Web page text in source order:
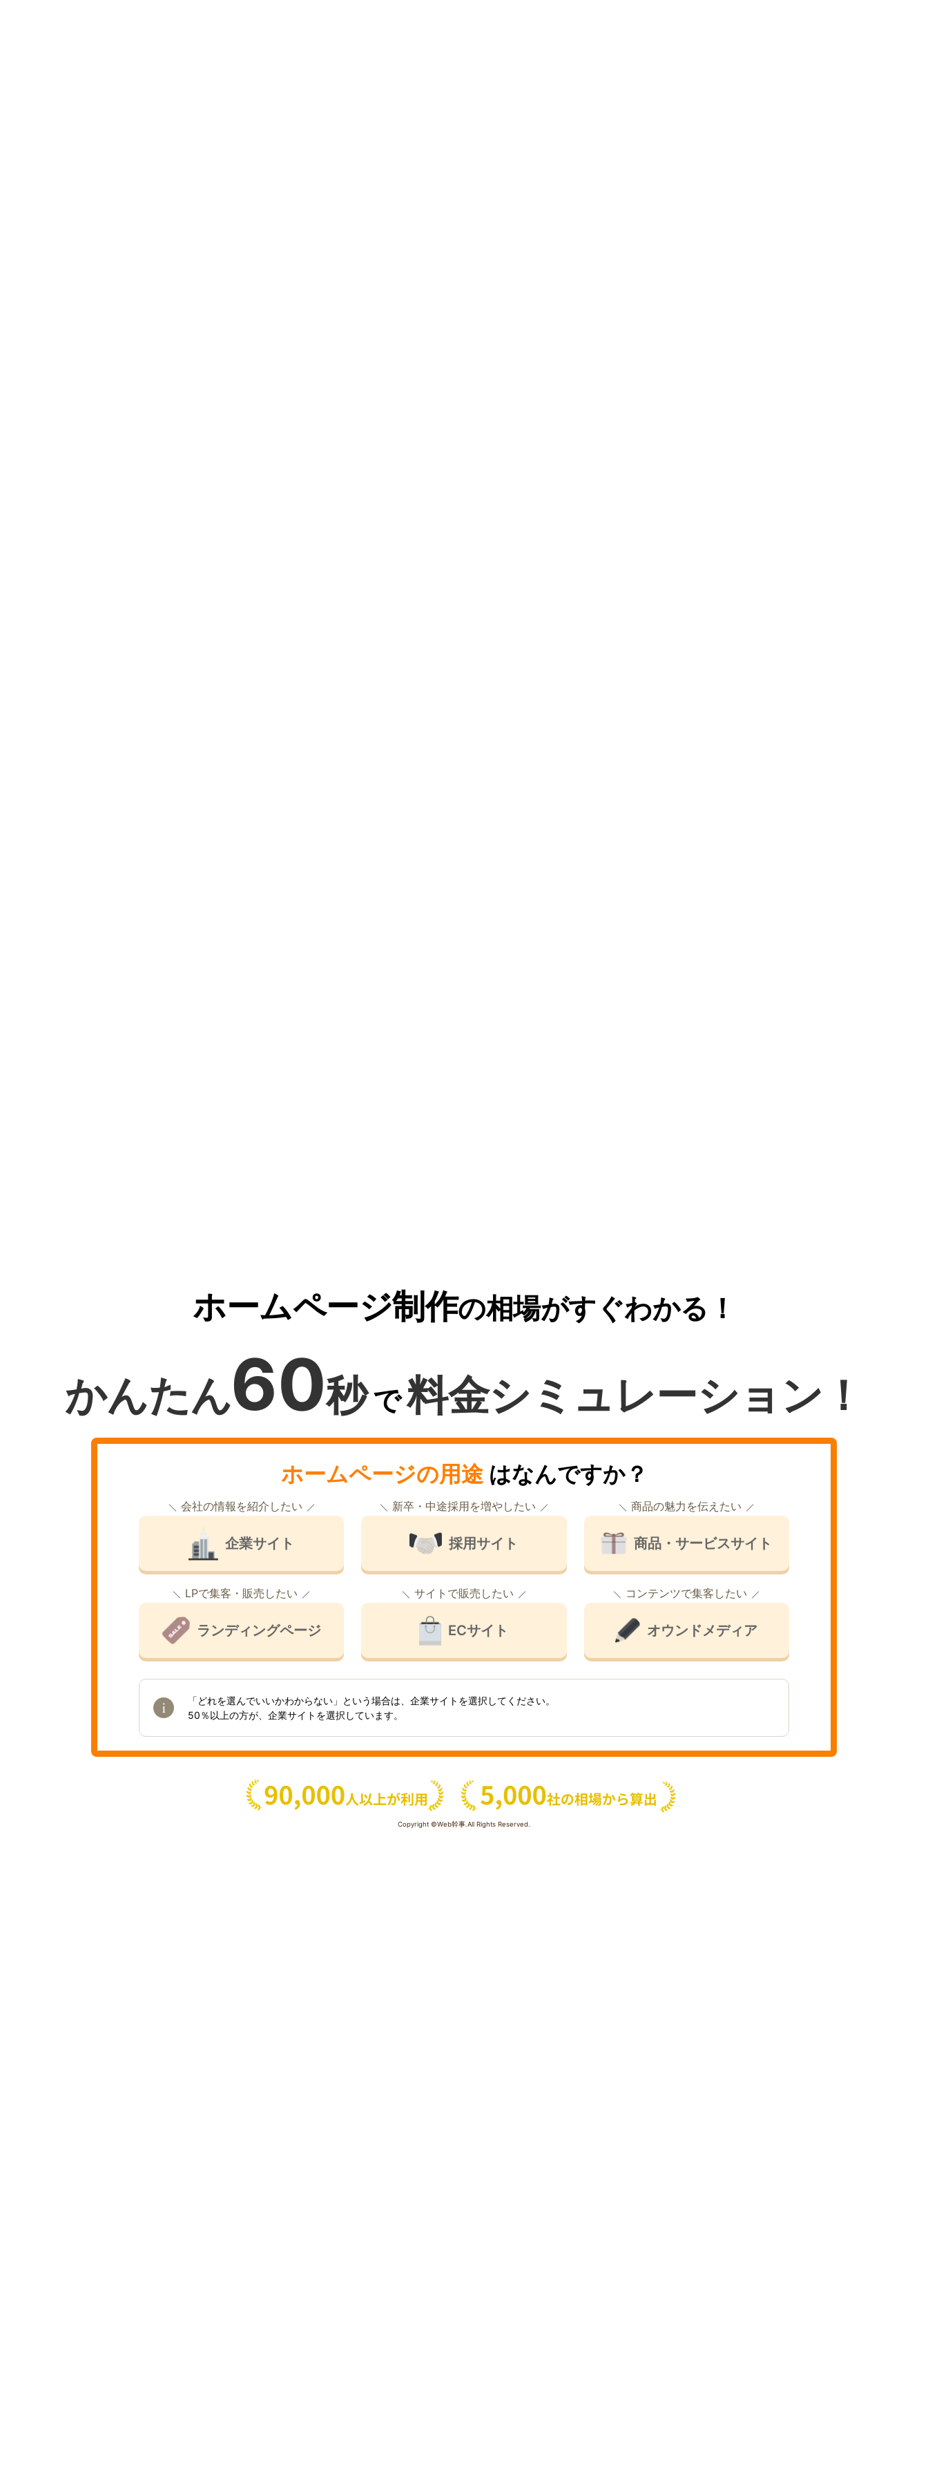
ホームページ制作の相場がすぐわかる！
かんたん60秒で料金シミュレーション！
ホームページの用途はなんですか？
会社の情報を紹介したい
企業サイト
新卒・中途採用を増やしたい
採用サイト
商品の魅力を伝えたい
商品・サービスサイト
LPで集客・販売したい
ランディングページ
サイトで販売したい
ECサイト
コンテンツで集客したい
オウンドメディア
「どれを選んでいいかわからない」という場合は、企業サイトを選択してください。
50％以上の方が、企業サイトを選択しています。
Copyright ©Web幹事.All Rights Reserved.